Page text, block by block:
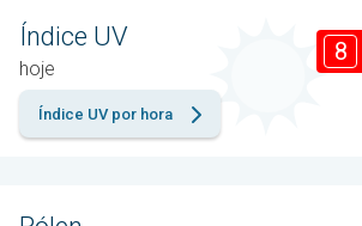
Índice UV
hoje
8
Índice UV por hora